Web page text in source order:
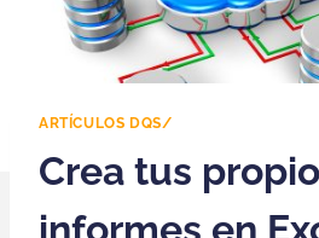
ARTÍCULOS DQS/
Crea tus
informes en